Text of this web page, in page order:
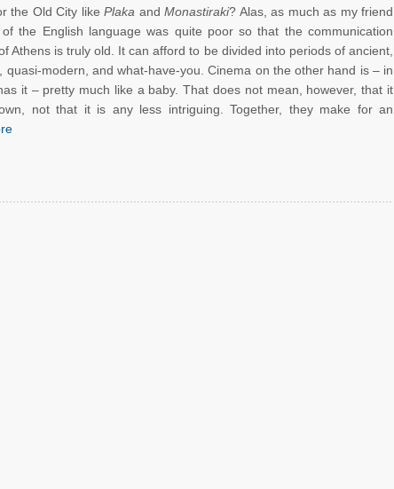
the Old City like Plaka and Monastiraki? Alas, as much as my friend
of the English language was quite poor so that the communication
Athens is truly old. It can afford to be divided into periods of ancient,
quasi-modern, and what-have-you. Cinema on the other hand is – in
it – pretty much like a baby. That does not mean, however, that it
not that it is any less intriguing. Together, they make for an